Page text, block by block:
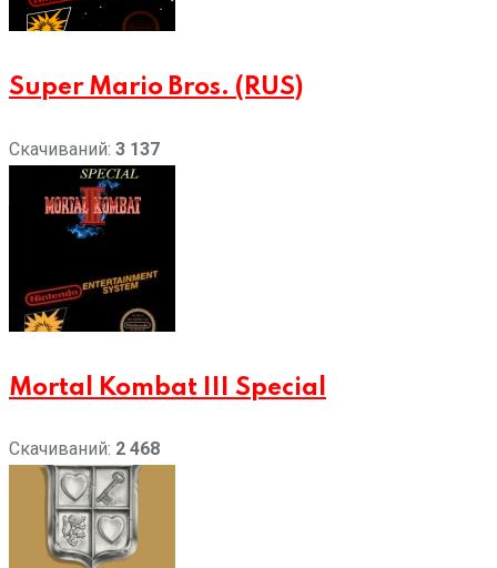
Super Mario Bros. (RUS)
Скачиваний: 3 137
Mortal Kombat III Special
Скачиваний: 2 468